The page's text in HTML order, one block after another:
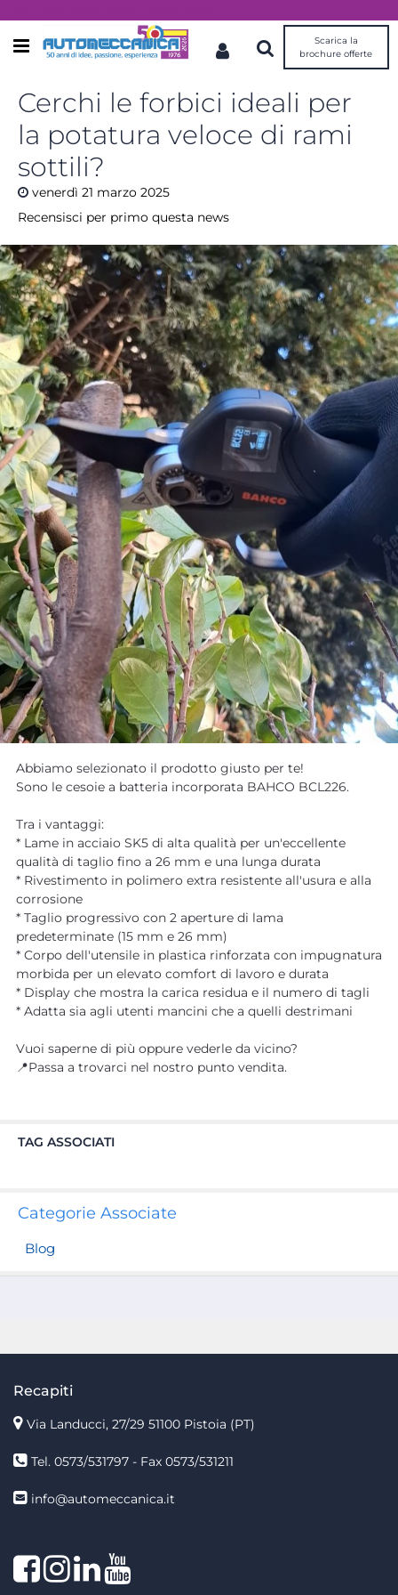
Open menu
Scarica la
brochure offerte
Cerchi le forbici ideali per
la potatura veloce di rami
sottili?
venerdì 21 marzo 2025
Recensisci per primo questa news
Abbiamo selezionato il prodotto giusto per te!
Sono le cesoie a batteria incorporata BAHCO BCL226.
Tra i vantaggi:
* Lame in acciaio SK5 di alta qualità per un'eccellente
qualità di taglio fino a 26 mm e una lunga durata
* Rivestimento in polimero extra resistente all'usura e alla
corrosione
* Taglio progressivo con 2 aperture di lama
predeterminate (15 mm e 26 mm)
* Corpo dell'utensile in plastica rinforzata con impugnatura
morbida per un elevato comfort di lavoro e durata
* Display che mostra la carica residua e il numero di tagli
* Adatta sia agli utenti mancini che a quelli destrimani
Vuoi saperne di più oppure vederle da vicino?
📍Passa a trovarci nel nostro punto vendita.
TAG ASSOCIATI
Categorie Associate
Blog
Recapiti
Via Landucci, 27/29 51100 Pistoia (PT)
Tel. 0573/531797 - Fax 0573/531211
info@automeccanica.it
FacebookInstagram
linkedin